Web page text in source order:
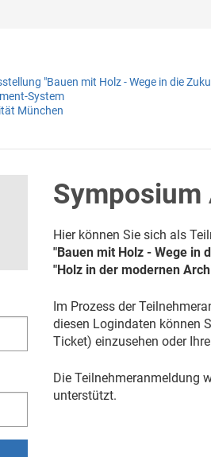
"Bauen mit Holz - Wege in die
System
München
Symposium
Hier können Sie sich als
"Bauen mit Holz - Wege in
"Holz in der modernen
Im Prozess der
diesen Logindaten können
Ticket) einzusehen oder
Die Teilnehmeranmeldung
unterstützt.